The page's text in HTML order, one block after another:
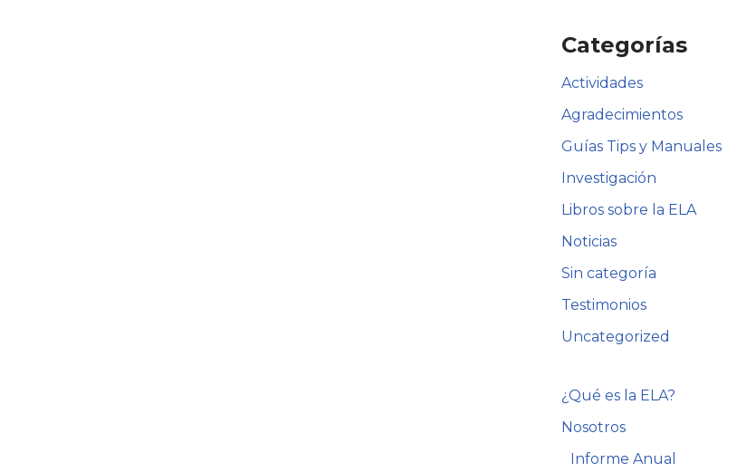
Categorías
Actividades
Agradecimientos
Guías Tips y Manuales
Investigación
Libros sobre la ELA
Noticias
Sin categoría
Testimonios
Uncategorized
¿Qué es la ELA?
Nosotros
Informe Anual